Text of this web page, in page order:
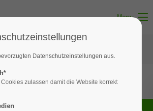
Menu
Thema 06
Datenschutzeinstellungen aus.
zulassen damit die Website korrekt